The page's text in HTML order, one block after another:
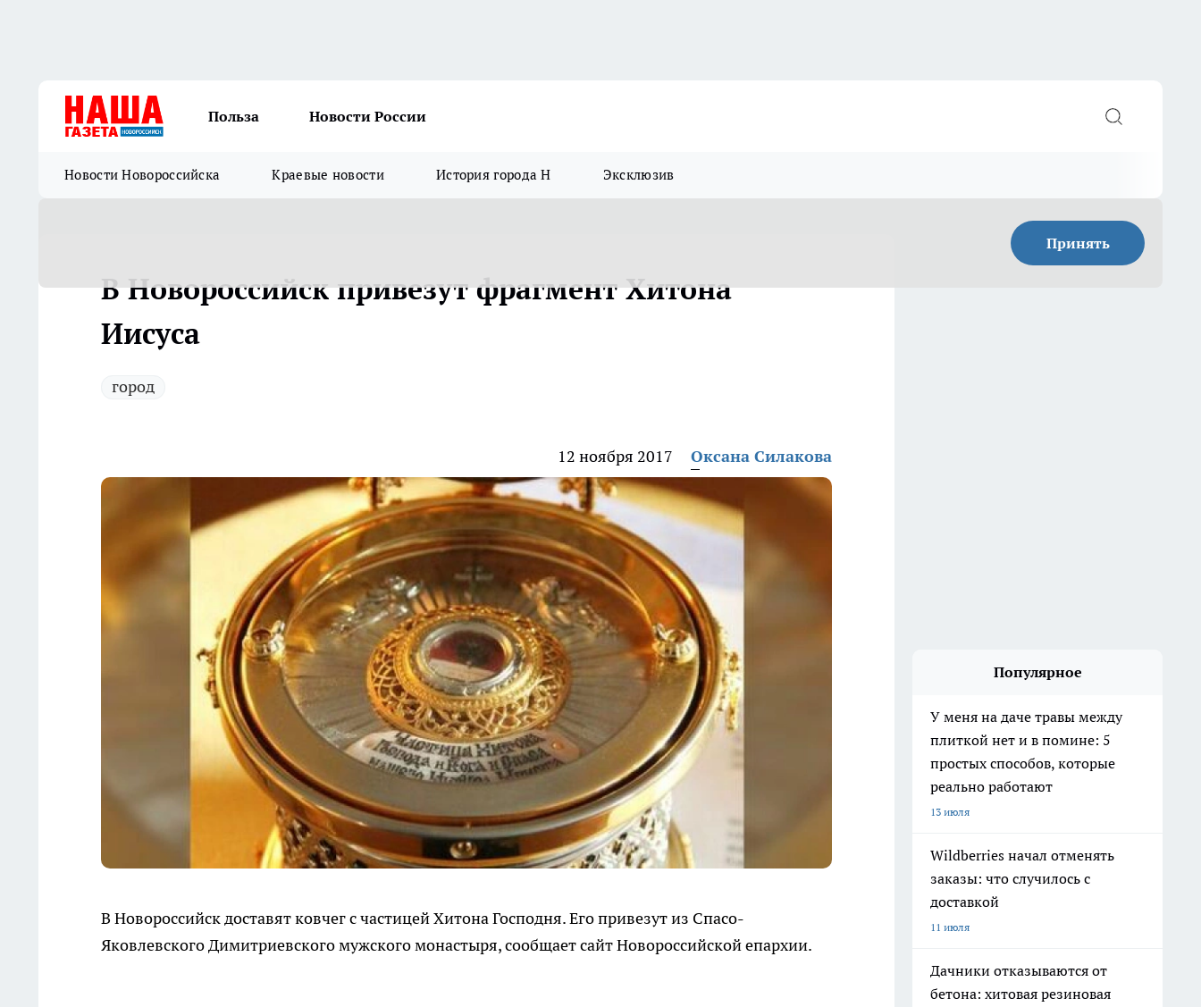
Польза Новости России
Новости Новороссийска Краевые новости История города Н Эксклюзив
Принять
В Новороссийск привезут фрагмент Хитона
Иисуса
город
12 ноября 2017 Оксана Силакова
В Новороссийск доставят ковчег с частицей Хитона Господня. Его привезут из Спасо-
Яковлевского Димитриевского мужского монастыря, сообщает сайт Новороссийской епархии.
Популярное
У меня на даче травы между
плиткой нет и в помине: 5
простых способов, которые
реально работают
13 июля
Wildberries начал отменять
заказы: что случилось с
доставкой
11 июля
Дачники отказываются от
бетона: хитовая резиновая